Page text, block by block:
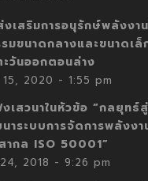
งเสริมการอนุรักษ์พลังงาน
มขนาดกลางและขนาดเล็
วันออกตอนล่าง
2020 - 1:55 pm
เสวนาในหัวข้อ “กลยุทธ์สู่
าระบบการจัดการพลังงา
ากล ISO 50001”
2018 - 9:26 pm